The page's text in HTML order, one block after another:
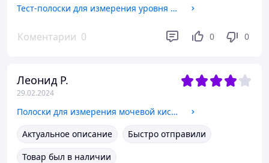
Тест-полоски для измерения уровня мочевой кислоты в крови AccuGence 25 шт
Коментарии 0 0 0
Леонид Р.
29.02.2024
Полоски для измерения мочевой кислоты в крови SpeedGUC 25 шт
Актуальное описание
Быстро отправили
Товар был в наличии